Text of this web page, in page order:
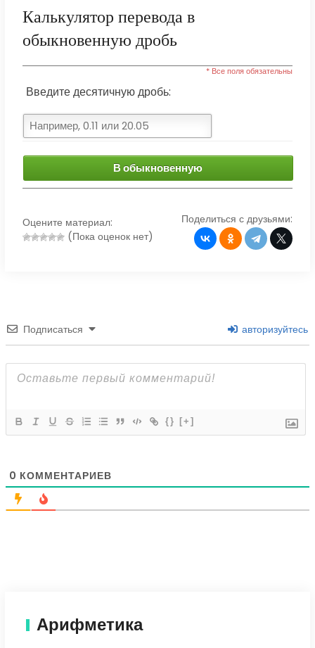
Калькулятор перевода в
обыкновенную дробь
* Все поля обязательны
Введите десятичную дробь:
В обыкновенную
Оцените материал:
(Пока оценок нет)
Поделиться с друзьями:
Подписаться авторизуйтесь
{} [+]
0 КОММЕНТАРИЕВ
Арифметика